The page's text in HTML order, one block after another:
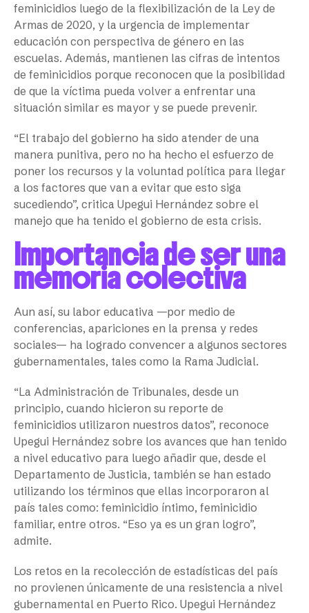
feminicidios luego de la flexibilización de la Ley de
Armas de 2020, y la urgencia de implementar
educación con perspectiva de género en las
escuelas. Además, mantienen las cifras de intentos
de feminicidios porque reconocen que la posibilidad
de que la víctima pueda volver a enfrentar una
situación similar es mayor y se puede prevenir.
“El trabajo del gobierno ha sido atender de una
manera punitiva, pero no ha hecho el esfuerzo de
poner los recursos y la voluntad política para llegar
a los factores que van a evitar que esto siga
sucediendo”, critica Upegui Hernández sobre el
manejo que ha tenido el gobierno de esta crisis.
Importancia de ser una
memoria colectiva
Aun así, su labor educativa —por medio de
conferencias, apariciones en la prensa y redes
sociales— ha logrado convencer a algunos sectores
gubernamentales, tales como la Rama Judicial.
“La Administración de Tribunales, desde un
principio, cuando hicieron su reporte de
feminicidios utilizaron nuestros datos”, reconoce
Upegui Hernández sobre los avances que han tenido
a nivel educativo para luego añadir que, desde el
Departamento de Justicia, también se han estado
utilizando los términos que ellas incorporaron al
país tales como: feminicidio íntimo, feminicidio
familiar, entre otros. “Eso ya es un gran logro”,
admite.
Los retos en la recolección de estadísticas del país
no provienen únicamente de una resistencia a nivel
gubernamental en Puerto Rico. Upegui Hernández